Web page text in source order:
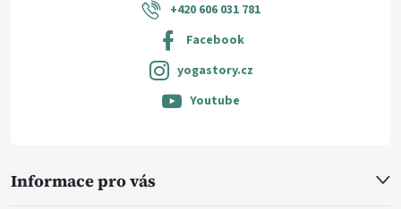
+420 606 031 781
Facebook
yogastory.cz
Youtube
Informace pro vás